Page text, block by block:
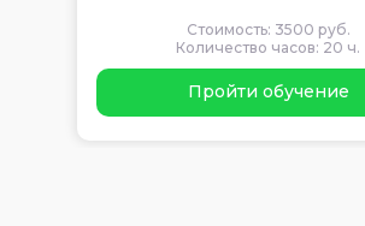
Стоимость: 3500 руб.
Количество часов: 20 ч.
Пройти обучение